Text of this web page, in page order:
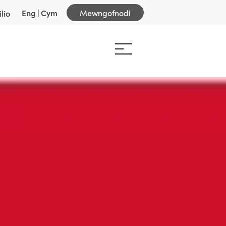
Eng |Cym Mewngofnodi